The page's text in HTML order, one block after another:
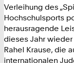
Verleihung des
Hochschulsports
herausragende
dieses Jahr
Rahel Krause, die
internationalen